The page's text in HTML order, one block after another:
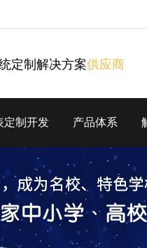
定制解决方案供应商
定制开发 产品体系